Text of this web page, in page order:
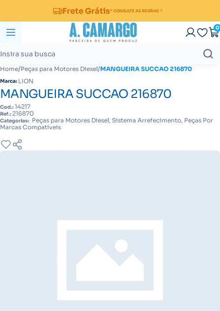
Frete Grátis* CONSULTE AS REGRAS
0
Home/Peças para Motores Diesel/MANGUEIRA SUCCAO 216870
Marca: LION
MANGUEIRA SUCCAO 216870
Cod.:14217
Ref.: 216870
Categorias: Peças para Motores Diesel, Sistema Arrefecimento, Peças Por
Marcas Compatíveis